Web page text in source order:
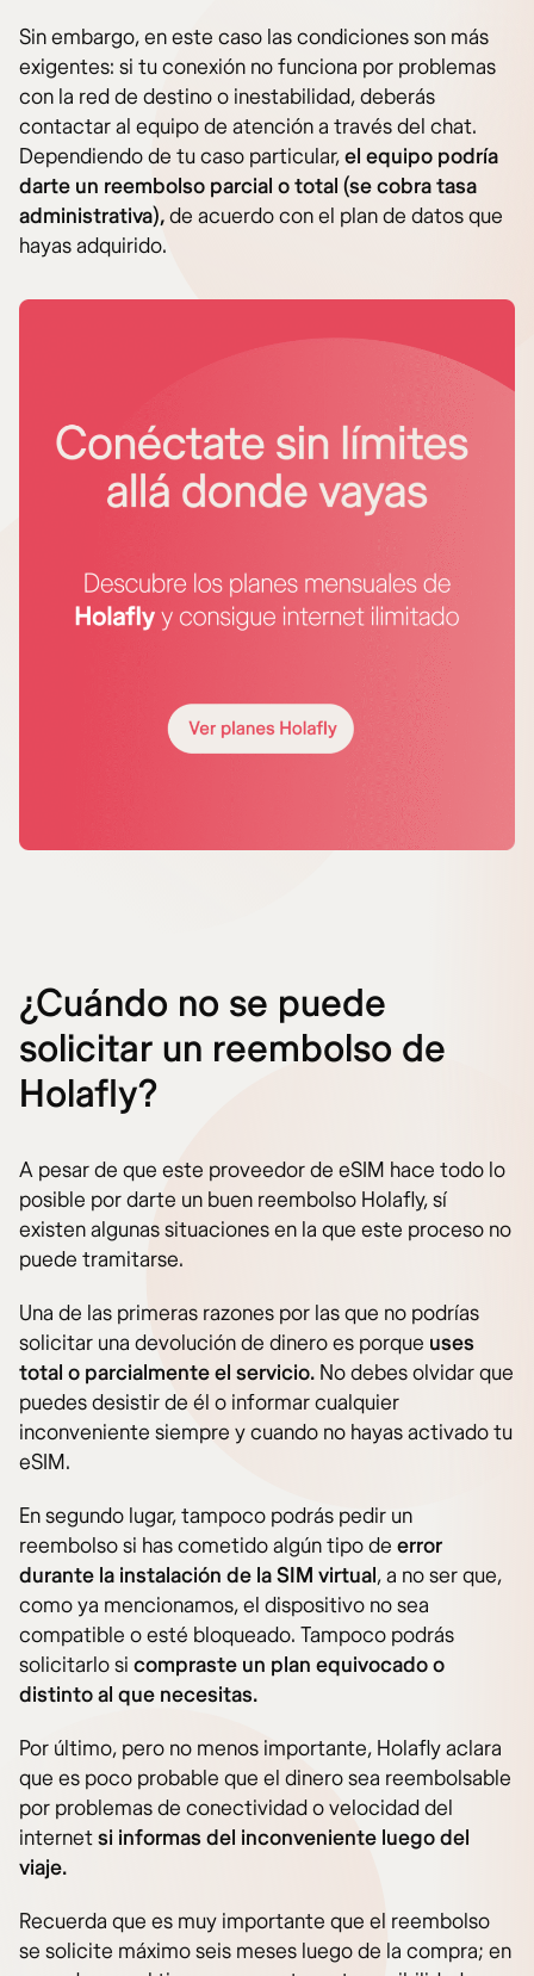
Sin embargo, en este caso las condiciones son más
exigentes: si tu conexión no funciona por problemas
con la red de destino o inestabilidad, deberás
contactar al equipo de atención a través del chat.
Dependiendo de tu caso particular,el equipo podría
darte un reembolso parcial o total (se cobra tasa
administrativa),de acuerdo con el plan de datos que
hayas adquirido.
¿Cuándo no se puede
solicitar un reembolso de
Holafly?
A pesar de que este proveedor de eSIM hace todo lo
posible por darte un buen reembolso Holafly, sí
existen algunas situaciones en la que este proceso no
puede tramitarse.
Una de las primeras razones por las que no podrías
solicitar una devolución de dinero es porque uses
total o parcialmente el servicio. No debes olvidar que
puedes desistir de él o informar cualquier
inconveniente siempre y cuando no hayas activado tu
eSIM.
En segundo lugar, tampoco podrás pedir un
reembolso si has cometido algún tipo de error
durante la instalación de la SIM virtual, a no ser que,
como ya mencionamos, el dispositivo no sea
compatible o esté bloqueado. Tampoco podrás
solicitarlo si compraste un plan equivocado o
distinto al que necesitas.
Por último, pero no menos importante, Holafly aclara
que es poco probable que el dinero sea reembolsable
por problemas de conectividad o velocidad del
internetsi informas del inconveniente luego del
viaje.
Recuerda que es muy importante que el reembolso
se solicite máximo seis meses luego de la compra; en